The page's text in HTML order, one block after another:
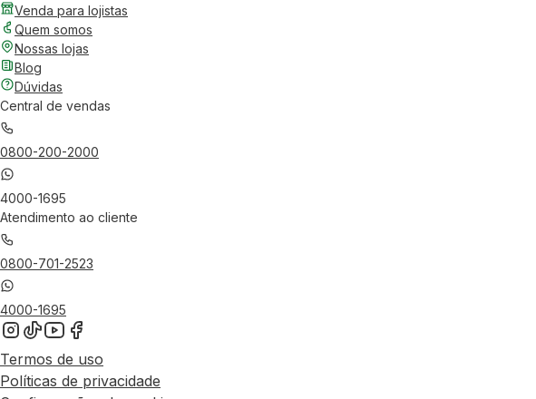
Venda para lojistas
Quem somos
Nossas lojas
Blog
Dúvidas
Central de vendas
0800-200-2000
4000-1695
Atendimento ao cliente
0800-701-2523
4000-1695
Termos de uso
Políticas de privacidade